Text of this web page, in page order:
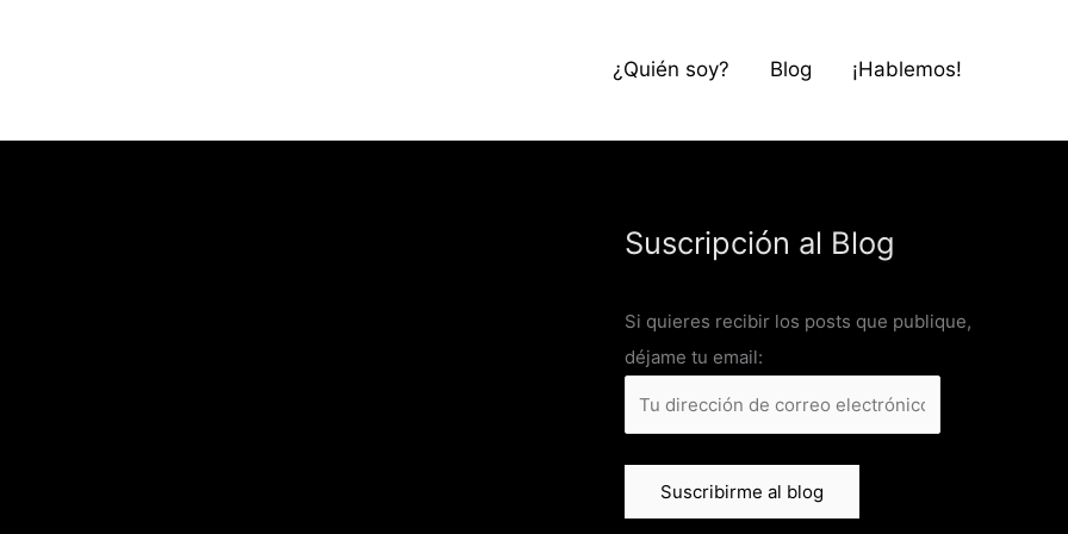
¿Quién soy? Blog ¡Hablemos!
Suscripción al Blog
Si quieres recibir los posts que publique,
déjame tu email: